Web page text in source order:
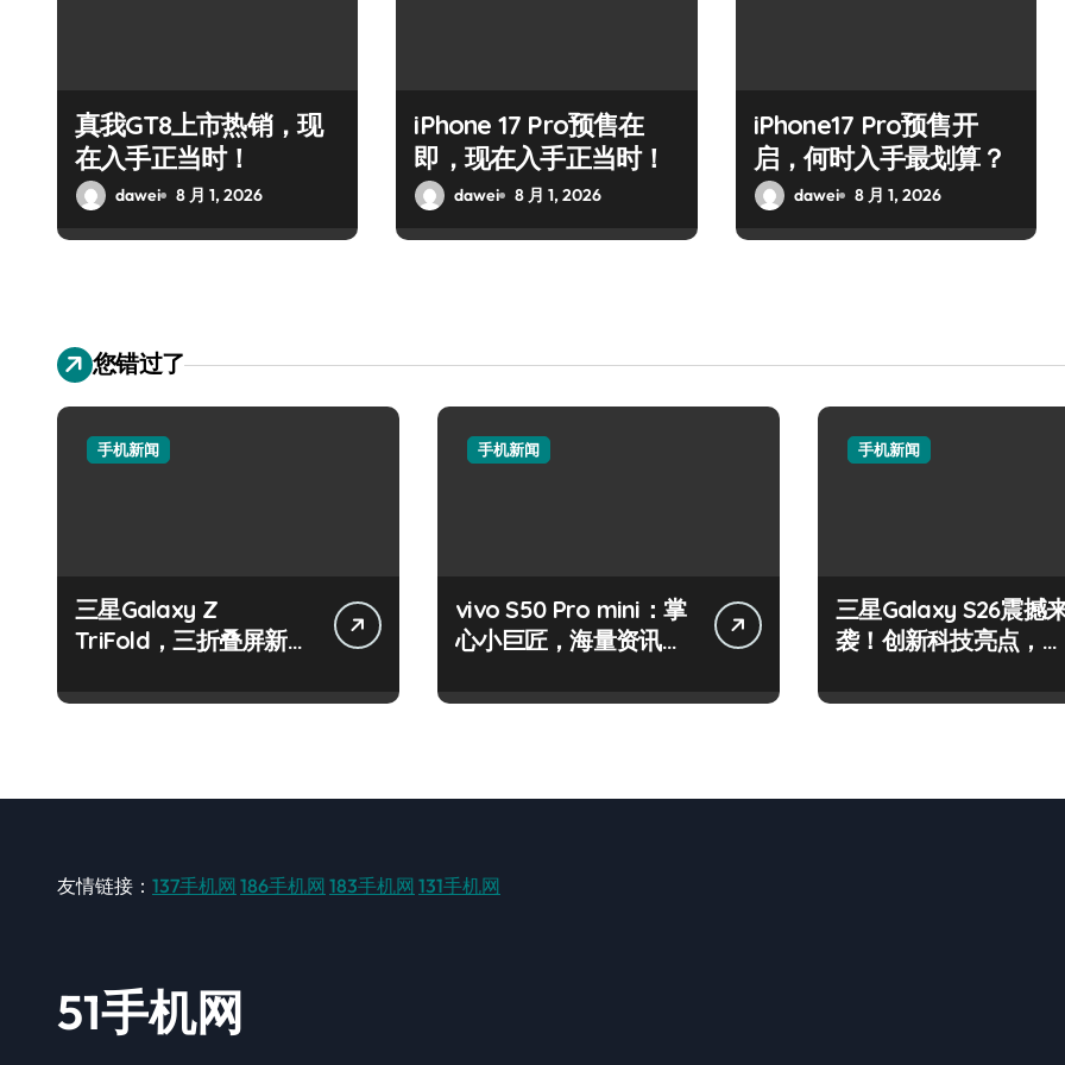
真我GT8上市热销，现
在入手正当时！
dawei 8 月 1, 2026
iPhone 17 Pro预售在
即，现在入手正当时！
dawei 8 月 1, 2026
iPhone17 Pro预售开
启，何时入手最划算？
dawei 8 月 1, 2026
您错过了
手机新闻
三星Galaxy Z
TriFold，三折叠屏新风
手机新闻
vivo S50 Pro mini：掌
心小巨匠，海量资讯一
手机新闻
三星Galaxy S26震撼
袭！创新科技亮点，一
友情链接： 137手机网 186手机网 183手机网 131手机网
51手机网